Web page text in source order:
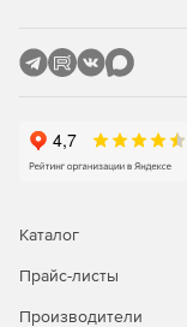
испанском,
Каталог
Прайс-листы
Производители